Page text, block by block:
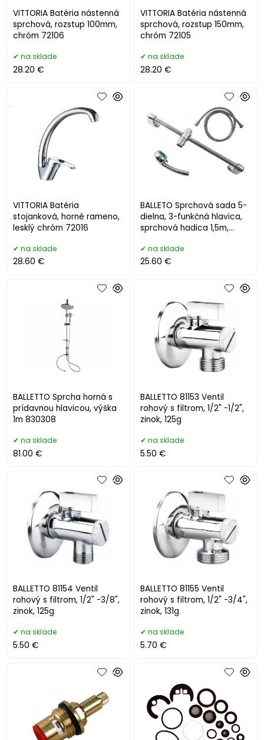
VITTORIA Batéria nástenná
sprchová, rozstup 100mm,
chróm 72106
na sklade
28.20 €
VITTORIA Batéria nástenná
sprchová, rozstup 150mm,
chróm 72105
na sklade
28.20 €
VITTORIA Batéria
stojanková, horné rameno,
lesklý chróm 72016
na sklade
28.60 €
BALLETO Sprchová sada 5-
dielna, 3-funkčná hlavica,
sprchová hadica 1,5m,
na sklade
25.60 €
BALLETTO Sprcha horná s
prídavnou hlavicou, výška
1m 830308
na sklade
81.00 €
BALLETTO 81153 Ventil
rohový s filtrom, 1/2" -1/2",
zinok, 125g
na sklade
5.50 €
BALLETTO 81154 Ventil
rohový s filtrom, 1/2" -3/8",
zinok, 125g
na sklade
5.50 €
BALLETTO 81155 Ventil
rohový s filtrom, 1/2" -3/4",
zinok, 131g
na sklade
5.70 €